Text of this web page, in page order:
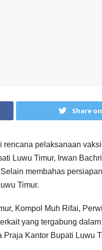
Share
pelaksanaan
Luwu Timur, Irwan
membahas
Timur.
Kompol Muh Rifai,
yang tergabung
Kantor Bupati Luwu